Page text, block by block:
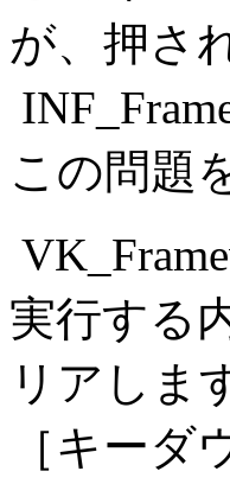
が、押さ
この問題
実行する
リアしま
［キー